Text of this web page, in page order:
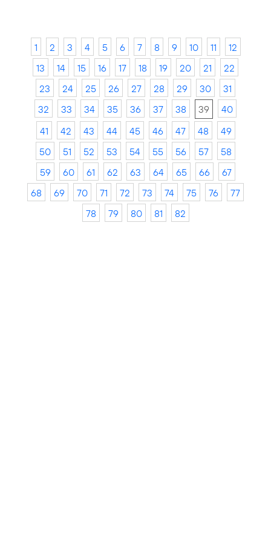
1 2 3 4 5 6 7 8 9 10 11
12
13
14 15 16 17 18 19 20 21
22
23
24 25 26 27 28 29 30
31
32
33 34 35 36 37 38 39
40
41
42 43 44 45 46 47 48
49
50
51 52 53 54 55 56 57
58
59
60 61 62 63 64 65 66
67
68
69 70 71 72 73 74 75 76
77
78
79 80 81 82